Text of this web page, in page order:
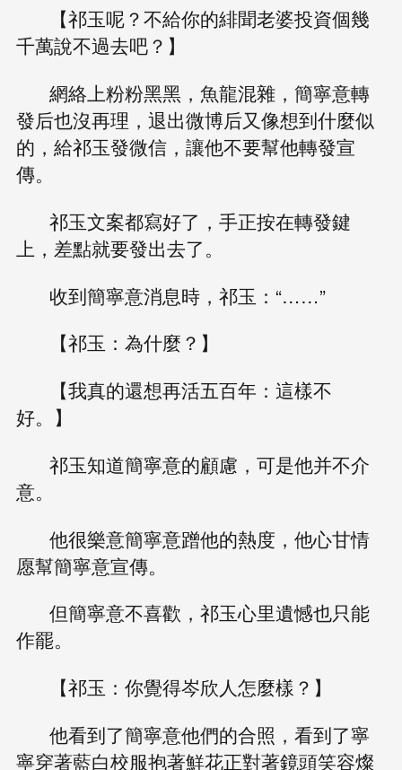
【祁玉呢？不給你的緋聞老婆投資個幾
千萬說不過去吧？】
網絡上粉粉黑黑，魚龍混雜，簡寧意轉
發后也沒再理，退出微博后又像想到什麼似
的，給祁玉發微信，讓他不要幫他轉發宣
傳。
祁玉文案都寫好了，手正按在轉發鍵
上，差點就要發出去了。
收到簡寧意消息時，祁玉：“……”
【祁玉：為什麼？】
【我真的還想再活五百年：這樣不
好。】
祁玉知道簡寧意的顧慮，可是他并不介
意。
他很樂意簡寧意蹭他的熱度，他心甘情
愿幫簡寧意宣傳。
但簡寧意不喜歡，祁玉心里遺憾也只能
作罷。
【祁玉：你覺得岑欣人怎麼樣？】
他看到了簡寧意他們的合照，看到了寧
寧穿著藍白校服抱著鮮花正對著鏡頭笑容燦